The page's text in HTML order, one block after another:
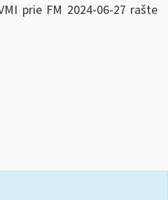
prie FM 2024-06-27 rašte